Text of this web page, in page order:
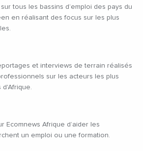
tous les bassins d’emploi des pays du
en réalisant des focus sur les plus
et interviews de terrain réalisés
sur les acteurs les plus
Ecomnews Afrique d’aider les
un emploi ou une formation.